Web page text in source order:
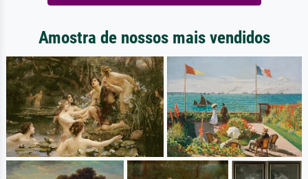
Amostra de nossos mais vendidos